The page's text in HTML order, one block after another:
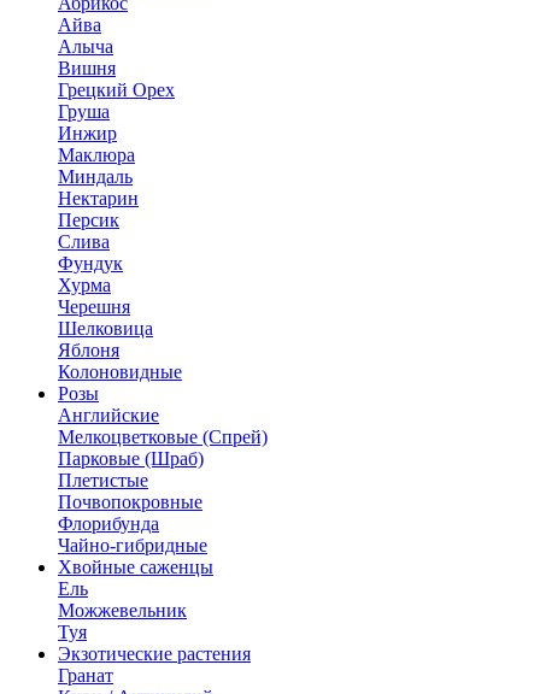
Айва
Алыча
Вишня
Грецкий Орех
Груша
Инжир
Маклюра
Миндаль
Нектарин
Персик
Слива
Фундук
Хурма
Черешня
Шелковица
Яблоня
Колоновидные
Розы
Английские
Мелкоцветковые (Спрей)
Парковые (Шраб)
Плетистые
Почвопокровные
Флорибунда
Чайно-гибридные
Хвойные саженцы
Ель
Можжевельник
Туя
Экзотические растения
Гранат